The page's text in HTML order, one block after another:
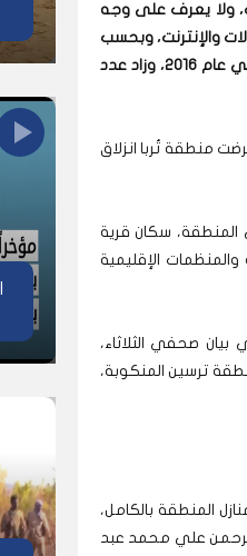
ولا يعرف على وجه
والإنترنت، وبحسب
ما أفاد به أحد أبناء القرية مقيم خارج البلدة (عاين) – فأن القرية تحوي نحو 30 منزلاً في العام في عام 2016، وزاد عدد
الثانية من نوعها في دارفور خلال السنوات القليلة الماضية، ففي العام 2018 تعرضت منطقة تُربا انزلاق
المنطقة، سكان قرية
الإقليمية
صحفي الثلاثاء،
ترسين المنكوبة،
والحجارة منازل المنطقة بالكامل،
علي محمد عبد